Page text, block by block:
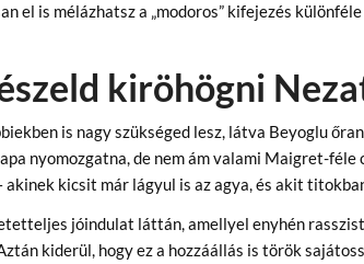
el is mélázhatsz a „modoros” kifejezés
kiröhögni
is nagy szükséged lesz, látva Beyoglu
nyomozgatna, de nem ám valami Maigret-
akinek kicsit már lágyul is az agya, és akit
jóindulat láttán, amellyel enyhén
kiderül, hogy ez a hozzáállás is török